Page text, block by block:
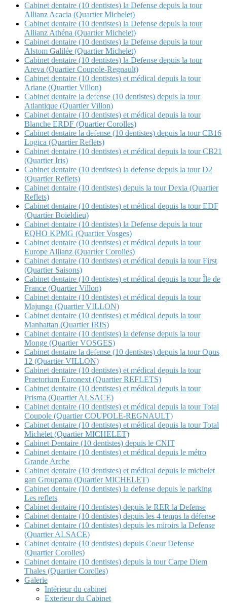
Cabinet dentaire (10 dentistes) la Defense depuis la tour
Allianz Acacia (Quartier Michelet)
Cabinet dentaire (10 dentistes) la Defense depuis la tour
Allianz Athéna (Quartier Michelet)
Cabinet dentaire (10 dentistes) la Defense depuis la tour
Alstom Galilée (Quartier Michelet)
Cabinet dentaire (10 dentistes) la Defense depuis la tour
Areva (Quartier Coupole-Regnault)
Cabinet dentaire (10 dentistes) et médical depuis la tour
Ariane (Quartier Villon)
Cabinet dentaire la defense (10 dentistes) depuis la tour
Atlantique (Quartier Villon)
Cabinet dentaire (10 dentistes) et médical depuis la tour
Blanche ERDF (Quartier Corolles)
Cabinet dentaire la defense (10 dentistes) depuis la tour CB16
Logica (Quartier Reflets)
Cabinet dentaire (10 dentistes) et médical depuis la tour CB21
(Quartier Iris)
Cabinet dentaire (10 dentistes) la defense depuis la tour D2
(Quartier Reflets)
Cabinet dentaire (10 dentistes) depuis la tour Dexia (Quartier
Reflets)
Cabinet dentaire (10 dentistes) et médical depuis la tour EDF
(Quartier Boieldieu)
Cabinet dentaire (10 dentistes) la Defense depuis la tour
EQHO KPMG (Quartier Vosges)
Cabinet dentaire (10 dentistes) et médical depuis la tour
Europe Allianz (Quartier Corolles)
Cabinet dentaire (10 dentistes) et médical depuis la tour First
(Quartier Saisons)
Cabinet dentaire (10 dentistes) et médical depuis la tour Île de
France (Quartier Villon)
Cabinet dentaire (10 dentistes) et médical depuis la tour
Majunga (Quartier VILLON)
Cabinet dentaire (10 dentistes) et médical depuis la tour
Manhattan (Quartier IRIS)
Cabinet dentaire (10 dentistes) la defense depuis la tour
Monge (Quartier VOSGES)
Cabinet dentaire la defense (10 dentistes) depuis la tour Opus
12 (Quartier VILLON)
Cabinet dentaire (10 dentistes) et médical depuis la tour
Praetorium Euronext (Quartier REFLETS)
Cabinet dentaire (10 dentistes) et médical depuis la tour
Prisma (Quartier ALSACE)
Cabinet dentaire (10 dentistes) et médical depuis la tour Total
Coupole (Quartier COUPOLE-REGNAULT)
Cabinet dentaire (10 dentistes) et médical depuis la tour Total
Michelet (Quartier MICHELET)
Cabinet Dentaire (10 dentistes) depuis le CNIT
Cabinet dentaire (10 dentistes) et médical depuis le métro
Grande Arche
Cabinet dentaire (10 dentistes) et médical depuis le michelet
gan Groupama (Quartier MICHELET)
Cabinet dentaire (10 dentistes) la defense depuis le parking
Les reflets
Cabinet dentaire (10 dentistes) depuis le RER la Defense
Cabinet dentaire (10 dentistes) depuis les 4 temps la défense
Cabinet dentaire (10 dentistes) depuis les miroirs la Defense
(Quartier ALSACE)
Cabinet dentaire (10 dentistes) depuis Coeur Defense
(Quartier Corolles)
Cabinet dentaire (10 dentistes) depuis la tour Carpe Diem
Thales (Quartier Corolles)
Galerie
Intérieur du cabinet
Exterieur du Cabinet